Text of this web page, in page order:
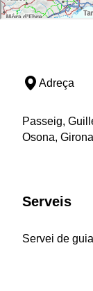
Adreça
Passeig,
Osona, Girona
Serveis
Servei de guia